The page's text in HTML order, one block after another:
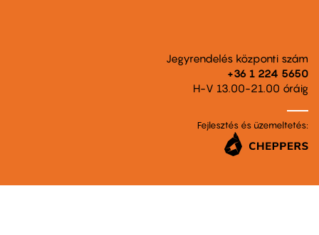
Jegyrendelés központi szám
+36 1 224 5650
H-V 13.00-21.00 óráig
Fejlesztés és üzemeltetés: